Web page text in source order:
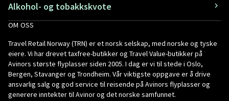
Alkohol- og tobakkskvote
OM OSS
Travel Retail Norway (TRN) er et norsk selskap, med norske og tyske
eiere. Vi har drevet taxfree-butikker og Travel Value-butikker på
Avinors største flyplasser siden 2005. I dag er vi til stede i Oslo,
Bergen, Stavanger og Trondheim. Vår viktigste oppgave er å drive
ansvarlig salg og god service til reisende på Avinors flyplasser og
generere inntekter til Avinor og det norske samfunnet.